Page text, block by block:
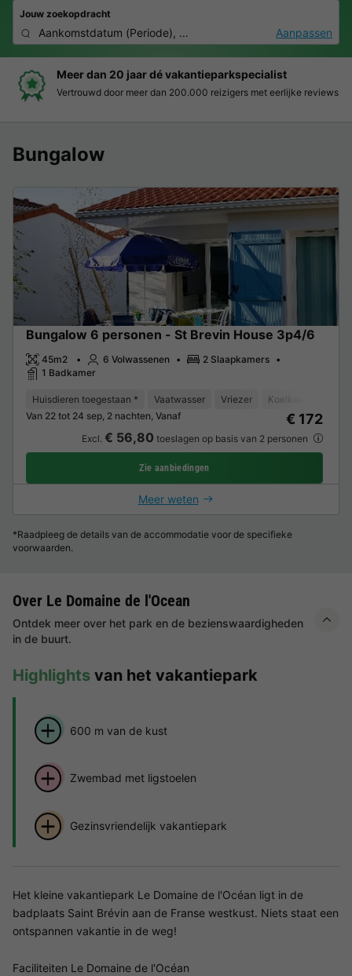
Jouw zoekopdracht
Aankomstdatum (Periode), 2 personen, 0 huisdierAanpassen
Meer dan 20 jaar dé vakantieparkspecialist
Vertrouwd door meer dan 200.000 reizigers met eerlijke reviews
Bungalow
Bungalow 6 personen - St Brevin House 3p4/6
45m2 6 Volwassenen
2 Slaapkamers
1 Badkamer
Huisdieren toegestaan * Vaatwasser Vriezer Koelkast
Van 22 tot 24 sep, 2 nachten, Vanaf
€ 172
Excl. € 56,80 toeslagen op basis van 2 personen
Zie aanbiedingen
Meer weten
*Raadpleeg de details van de accommodatie voor de specifieke
voorwaarden.
Over Le Domaine de l'Ocean
Ontdek meer over het park en de bezienswaardigheden
in de buurt.
Highlights van het vakantiepark
600 m van de kust
Zwembad met ligstoelen
Gezinsvriendelijk vakantiepark
Het kleine vakantiepark Le Domaine de l'Océan ligt in de
badplaats Saint Brévin aan de Franse westkust. Niets staat een
ontspannen vakantie in de weg!
Faciliteiten Le Domaine de l'Océan